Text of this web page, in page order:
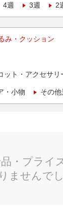
4週 3週 2
み・クッション
ット・アクセサリ
・小物 その他